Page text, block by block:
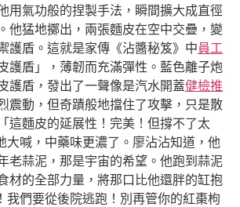
用氣功般的捏製手法，瞬間擴大成直徑
他猛地擲出，兩張麵皮在空中交疊，變
護盾。這就是家傳《沾醬秘笈》中員工
護盾」，薄韌而充滿彈性。藍色離子炮
護盾，發出了一聲像是汽水開蓋健檢推
震動，但奇蹟般地擋住了攻擊，只是散
這麵皮的延展性！完美！但撐不了太
大喊，中藥味更濃了。廖沾沾知道，他
老蒜泥，那是宇宙的希望。他跑到蒜泥
材的全部力量，將那口比他還胖的缸抱
我們要從後院逃跑！別再管你的紅棗枸